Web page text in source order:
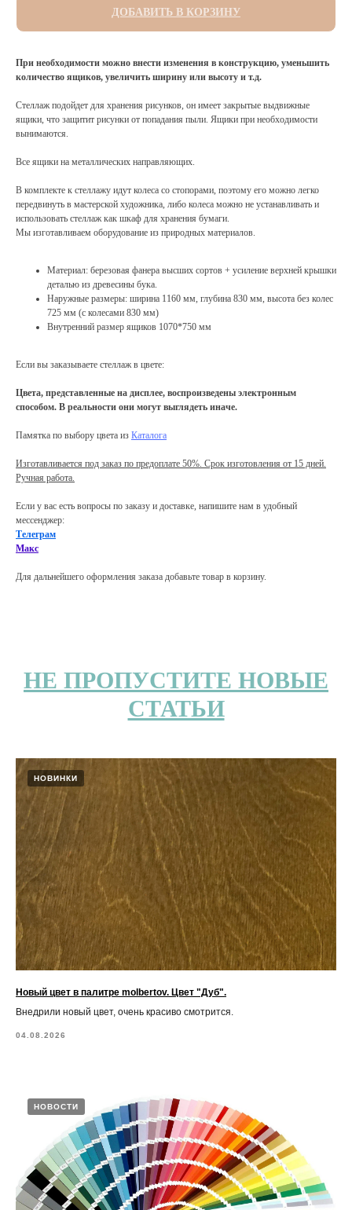
ДОБАВИТЬ В КОРЗИНУ
При необходимости можно внести изменения в конструкцию, уменьшить
количество ящиков, увеличить ширину или высоту и т.д.
Стеллаж подойдет для хранения рисунков, он имеет закрытые выдвижные
ящики, что защитит рисунки от попадания пыли. Ящики при необходимости
вынимаются.
Все ящики на металлических направляющих.
В комплекте к стеллажу идут колеса со стопорами, поэтому его можно легко
передвинуть в мастерской художника, либо колеса можно не устанавливать и
использовать стеллаж как шкаф для хранения бумаги.
Мы изготавливаем оборудование из природных материалов.
Материал: березовая фанера высших сортов + усиление верхней крышки
деталью из древесины бука.
Наружные размеры: ширина 1160 мм, глубина 830 мм, высота без колес
725 мм (с колесами 830 мм)
Внутренний размер ящиков 1070*750 мм
Если вы заказываете стеллаж в цвете:
Цвета, представленные на дисплее, воспроизведены электронным
способом. В реальности они могут выглядеть иначе.
Памятка по выбору цвета из Каталога
Изготавливается под заказ по предоплате 50%. Срок изготовления от 15 дней.
Ручная работа.
Если у вас есть вопросы по заказу и доставке, напишите нам в удобный
мессенджер:
Телеграм
Макс
Для дальнейшего оформления заказа добавьте товар в корзину.
НЕ ПРОПУСТИТЕ НОВЫЕ
СТАТЬИ
НОВИНКИ
Новый цвет в палитре molbertov. Цвет "Дуб".
Внедрили новый цвет, очень красиво смотрится.
04.08.2026
НОВОСТИ